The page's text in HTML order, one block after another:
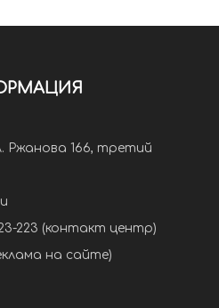
Ржанова 166, третий
223 (контакт центр)
на сайте)